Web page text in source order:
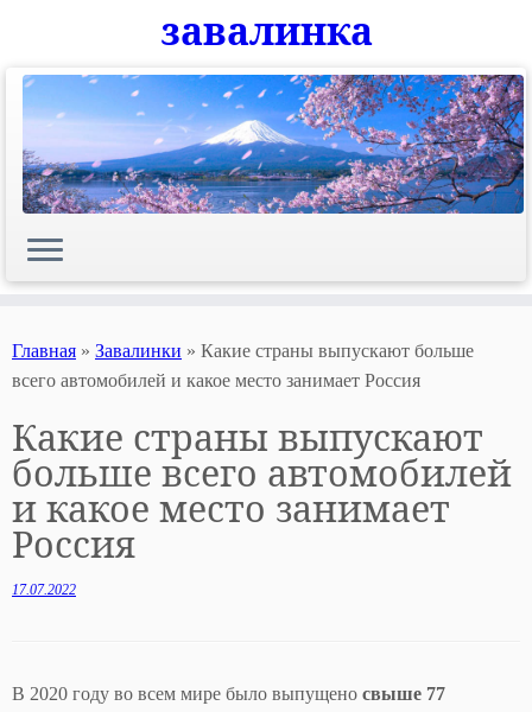
content
завалинка
Главная » Завалинки » Какие страны выпускают больше
всего автомобилей и какое место занимает Россия
Какие страны выпускают
больше всего автомобилей
и какое место занимает
Россия
17.07.2022
В 2020 году во всем мире было выпущено свыше 77